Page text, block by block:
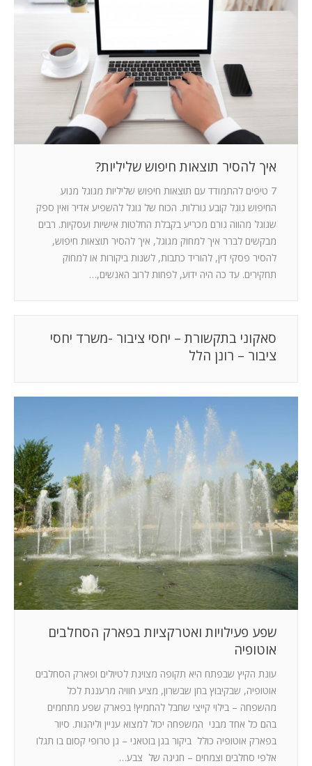
איך להסיר תוצאות חיפוש שליליות?
7 טיפים להתמודד עם תוצאות חיפוש שליליות מגוגל מנוע
החיפוש גוגל קובע גורלות. הכוח של גוגל להשפיע אדיר ואין ספק
שגוגל מהווה גורם מכריע בקבלת החלטות אישיות ועסקיות. רבים
מבקשים לברר איך למחוק מגוגל, איך להסיר תוצאות חיפוש,
להסיר פסקי דין, להוריד כתבות, לשנות ביקורות או למחוק
תחקירים. עד כה היה ידוע, לפחות לרוב האנשים,…
סאקוני בתקשורת – יחסי ציבור -משרד יחסי
ציבור – רונן הלל
שפע פעילויות ואטרקציות בפארק הסחלבים
אוטופיה
עונת הקיץ שבפתח היא תקופה מצוינת לטיולים ופארק הסחלבים
אוטופיה, שבקיבוץ בחן שבשרון, מציע חוויה מרעננת לכל
מהשפחה – בילוי קייצי שחבל להחמיץ! בפארק שפע מתחמים
בהם כל אחד מבני המשפחה יכול למצוא עניין וליהנות. סיור
בפארק אוטופיה כולל ביקור בגן בוטאני – גן טרופי קסום בו תגלו
אלפי סחלבים וצמחים – חגיגה של צבע…